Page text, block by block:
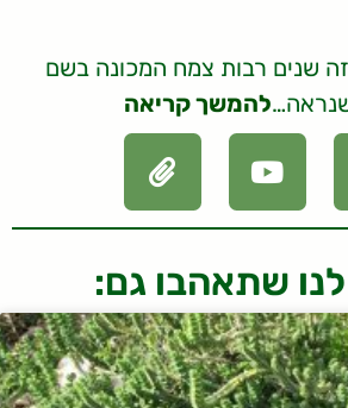
זה שנים רבות צמח המכונה בשם
להמשך קריאה
שתאהבו גם: